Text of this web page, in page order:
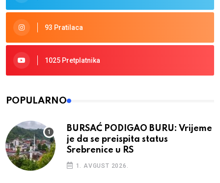
93 Pratilaca
1025 Pretplatnika
POPULARNO
BURSAĆ PODIGAO BURU: Vrijeme
je da se preispita status
Srebrenice u RS
1. AVGUST 2026.